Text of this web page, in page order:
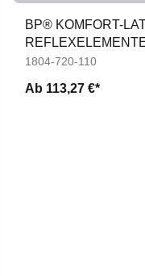
BP® KOMFORT-
1804-720-110
Ab 113,27 €*